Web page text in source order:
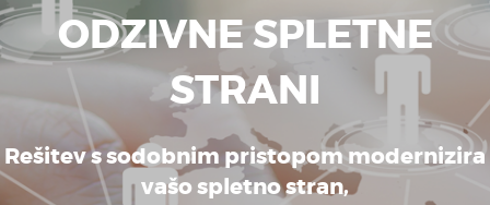
ODZIVNE SPLETNE
STRANI
Rešitev s sodobnim pristopom modernizira
vašo spletno stran,